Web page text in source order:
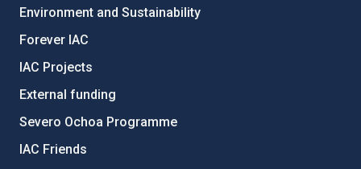
Environment and Sustainability
Forever IAC
IAC Projects
External funding
Severo Ochoa Programme
IAC Friends